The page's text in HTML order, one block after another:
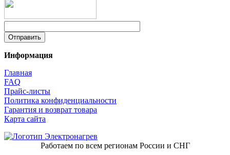
Информация
Главная
FAQ
Прайс-листы
Политика конфиденциальности
Гарантия и возврат товара
Карта сайта
Работаем по всем регионам России и СНГ